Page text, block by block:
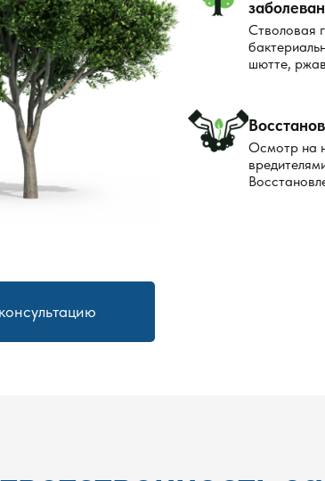
Стволовая
шютте,
Осмотр на